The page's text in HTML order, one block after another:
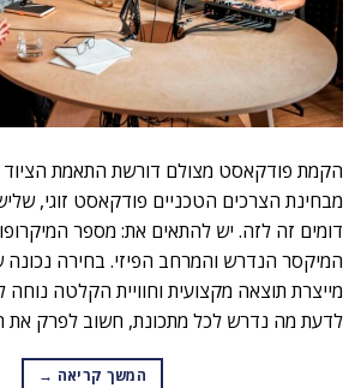
הקמת פודקאסט מצולם דורשת התאמת
מבחינת הצרכים הטכניים פודקאסט זוגי,
דומים זה לזה. יש להתאים את: מספר
המיקסר הנדרש והמרחב הפיזי. בחירה נכונה
מייצרת תוצאה מקצועית וחוויית הקלטה
לדעת מה נדרש לכל מתכונת, חשוב לפרק את
המשך קריאה →